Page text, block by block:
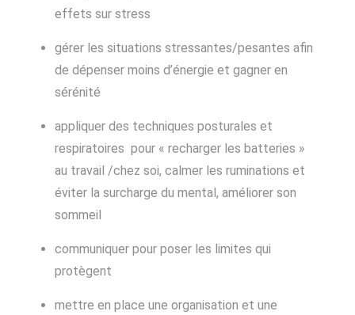
effets sur stress
gérer les situations stressantes/pesantes afin
de dépenser moins d’énergie et gagner en
sérénité
appliquer des techniques posturales et
respiratoires pour « recharger les batteries »
au travail /chez soi, calmer les ruminations et
éviter la surcharge du mental, améliorer son
sommeil
communiquer pour poser les limites qui
protègent
mettre en place une organisation et une